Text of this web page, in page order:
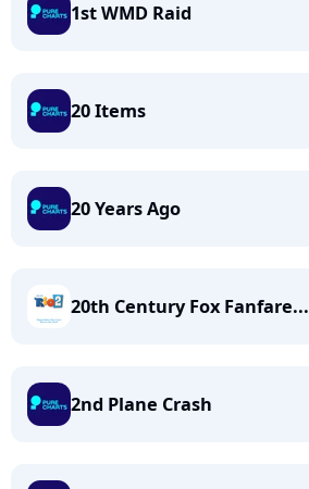
1st WMD Raid
20 Items
20 Years Ago
20th Century Fox Fanfare...
2nd Plane Crash